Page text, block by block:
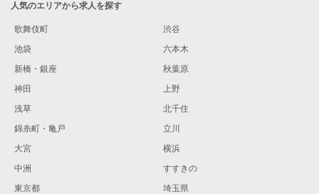
人気のエリアから求人を探す
歌舞伎町
渋谷
池袋
六本木
新橋・銀座
秋葉原
神田
上野
浅草
北千住
錦糸町・亀戸
立川
大宮
横浜
中洲
すすきの
東京都
埼玉県